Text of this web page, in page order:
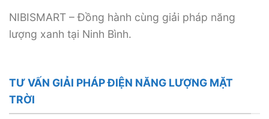
NIBISMART – Đồng hành cùng giải pháp năng
lượng xanh tại Ninh Bình.
TƯ VẤN GIẢI PHÁP ĐIỆN NĂNG LƯỢNG MẶT
TRỜI